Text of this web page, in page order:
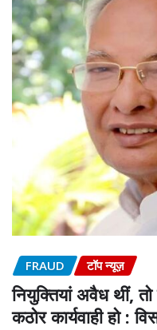
FRAUD टॉप न्यूज़
नियुक्तियां अवैध थीं,
कठोर कार्यवाही हो :